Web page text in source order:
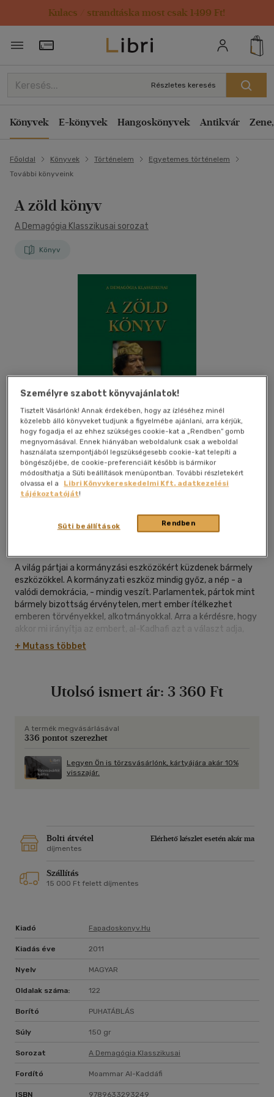
Kulacs / strandtáska most csak 1499 Ft!
Törzsvásárlói Kártya adatai
Részletes keresés
Könyvek E-könyvek Hangoskönyvek Antikvár
Főoldal Könyvek Történelem
Egyetemes történelem
További könyveink
A zöld könyv
A Demagógia Klasszikusai sorozat
Könyv
Kívánságlistához adom Megosztom
Fapadoskonyv.hu|2011|magyar nyelvű|puhatáblás
A világ pártjai a kormányzási eszközökért küzdenek bármely
eszközökkel. A kormányzati eszköz mindig győz, a nép - a
valódi demokrácia, - mindig veszít. Parlamentek, pártok mint
bármely bizottság érvénytelen, mert ember ítélkezhet
emberen törvényekkel, alkotmányokkal. Arra a kérdésre, hogy
akkor mi irányítja az embert, al-Kadhafi azt a választ adja,
hogy a hagyomány és a vallás. Ezek bármely társadalom igazi
kifejezője, valódi törvénye. Könyvében nem jelöli meg melyik
megengedi, hogy 51 százalék diktatórikusan uralkodjon 49
többségen. Az "igen" és "nem" szavazat sem jó, mert csak
egyetlen szót engedélyez a kormányzás beleszólásába.
+ Mutass többet
Utolsó ismert ár: 3 360 Ft
A termék megvásárlásával
336 pontot szerezhet
Legyen Ön is törzsvásárlónk, kártyájára akár 10%
visszajár.
Bolti átvétel
Elérhető készlet esetén akár ma
díjmentes
Szállítás
15 000 Ft felett díjmentes
Kiadó Fapadoskonyv.hu
Kiadás éve 2011
Nyelv MAGYAR
Oldalak száma: 122
Borító PUHATÁBLÁS
Súly 150 gr
Sorozat A Demagógia Klasszikusai
Fordító Moammar Al-Kaddáfi
ISBN 9789633293249
Személyre szabott könyvajánlatok!
Tisztelt Vásárlónk! Annak érdekében, hogy az ízléséhez minél
közelebb álló könyveket tudjunk a figyelmébe ajánlani, arra kérjük,
hogy fogadja el az ehhez szükséges cookie-kat a „Rendben” gomb
megnyomásával. Ennek hiányában weboldalunk csak a weboldal
használata szempontjából legszükségesebb cookie-kat telepíti a
böngészőjébe, de cookie-preferenciáit később is bármikor
módosíthatja a Süti beállítások menüpontban. További részletekért
olvassa el a
Libri Könyvkereskedelmi Kft. adatkezelési
tájékoztatóját!
Rendben
Süti beállítások